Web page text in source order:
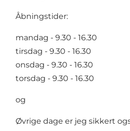
Åbningstider:
mandag - 9.30 - 16.30
tirsdag - 9.30 - 16.30
onsdag - 9.30 - 16.30
torsdag - 9.30 - 16.30
og
Øvrige dage er jeg sikkert